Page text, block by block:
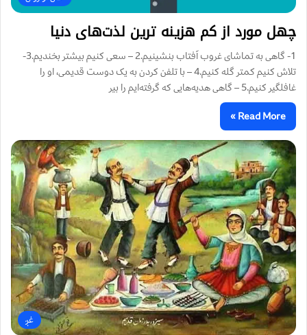
چهل مورد از کم هزینه ترین لذت‌های دنیا
1- گاهی به تماشای غروب آفتاب بنشینیم.2 – سعی کنیم بیشتر بخندیم.3-
تلاش کنیم کمتر گله کنیم.4 – با تلفن کردن به یک دوست قدیمی، او را
غافلگیر کنیم.5 – گاهی هدیه‌هایی که گرفته‌ایم را بیر
Read More »
غږ